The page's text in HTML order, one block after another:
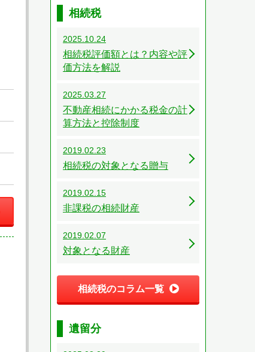
相続税
2025.10.24
相続税評価額とは？内容や評
価方法を解説
2025.03.27
不動産相続にかかる税金の計
算方法と控除制度
2019.02.23
相続税の対象となる贈与
2019.02.15
非課税の相続財産
2019.02.07
対象となる財産
相続税のコラム一覧
遺留分